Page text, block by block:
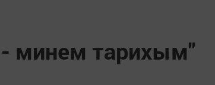
- минем тарихым"